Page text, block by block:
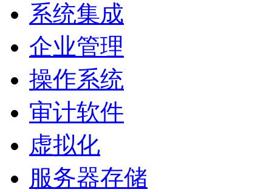
系统集成
企业管理
操作系统
审计软件
虚拟化
服务器存储